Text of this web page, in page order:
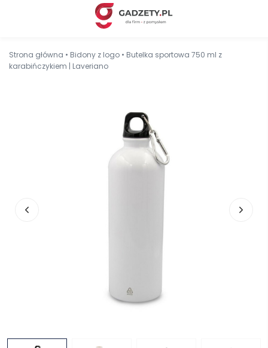
Strona główna • Bidony z logo • Butelka sportowa 750 ml z
karabińczykiem | Laveriano